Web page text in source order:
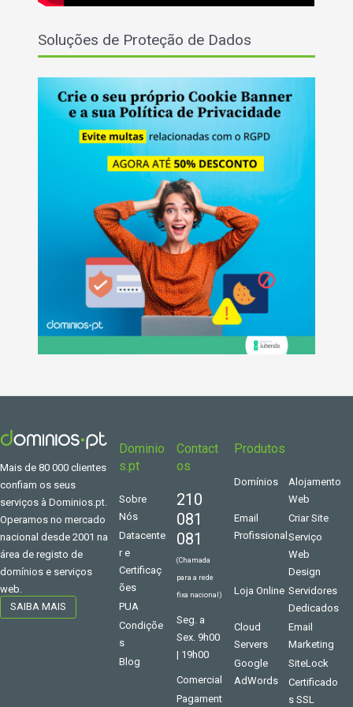
Soluções de Proteção de Dados
Mais de 80 000 clientes
confiam os seus
serviços à Dominios.pt.
Operamos no mercado
nacional desde 2001 na
área de registo de
domínios e serviços
web.
SAIBA MAIS
Dominio
s.pt
Sobre
Nós
Datacente
r e
Certificaç
ões
PUA
Condiçõe
s
Blog
Contact
os
210
081
081
(Chamada
para a rede
fixa nacional)
Seg. a
Sex. 9h00
| 19h00
Comercial
Pagament
Produtos
Domínios
Alojamento
Web
Email
Profissional
Criar Site
Serviço
Web
Design
Loja Online Servidores
Dedicados
Cloud
Servers
Email
Marketing
Google
AdWords
SiteLock
Certificado
s SSL